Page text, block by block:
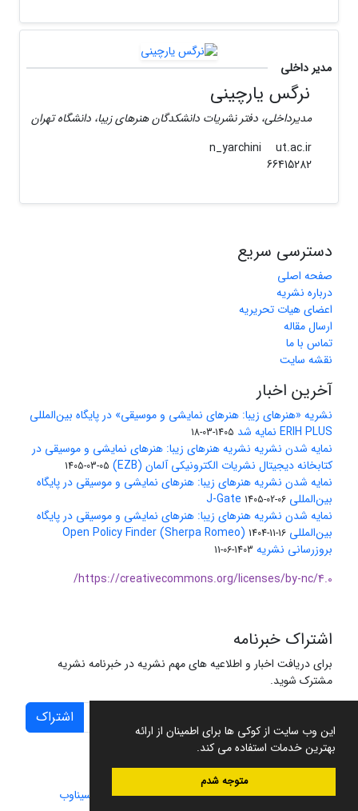
این وب سایت از کوکی ها برای اطمینان از ارائه
بهترین خدمات استفاده می کند.
متوجه شدم
مدیر داخلی
نرگس یارچینی
مدیرداخلی، دفتر نشریات دانشکدگان هنرهای زیبا، دانشگاه تهران
n_yarchini
ut.ac.ir
66415282
دسترسی سریع
صفحه اصلی
درباره نشریه
اعضای هیات تحریریه
ارسال مقاله
تماس با ما
نقشه سایت
آخرین اخبار
نشریه «هنرهای زیبا: هنرهای نمایشی و موسیقی» در پایگاه بین‌المللی
ERIH PLUS نمایه شد
1405-03-18
نمایه شدن نشریه نشریه هنرهای زیبا: هنرهای نمایشی و موسیقی در
کتابخانه دیجیتال نشریات الکترونیکی آلمان (EZB)
1405-03-05
نمایه شدن نشریه هنرهای زیبا: هنرهای نمایشی و موسیقی در پایگاه
بین‌المللی J-Gate 1405-02-06
نمایه شدن نشریه هنرهای زیبا: هنرهای نمایشی و موسیقی در پایگاه
بین‌المللی Open Policy Finder (Sherpa Romeo) 1404-11-16
بروزرسانی نشریه 1403-06-11
https://creativecommons.org/licenses/by-nc/4.0/
اشتراک خبرنامه
برای دریافت اخبار و اطلاعیه های مهم نشریه در خبرنامه نشریه
مشترک شوید.
اشتراک
سامانه مدیریت نشریات علمی.طراحی و پیاده سازی از سیناوب